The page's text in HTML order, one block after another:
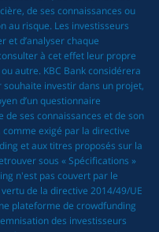
de ses connaissances ou
au risque. Les investisseurs
et d’analyser chaque
à cet effet leur propre
autre. KBC Bank considérera
souhaite investir dans un projet,
d’un questionnaire
ses connaissances et de son
exigé par la directive
et aux titres proposés sur la
sous « Spécifications »
n'est pas couvert par le
de la directive 2014/49/UE
plateforme de crowdfunding
des investisseurs